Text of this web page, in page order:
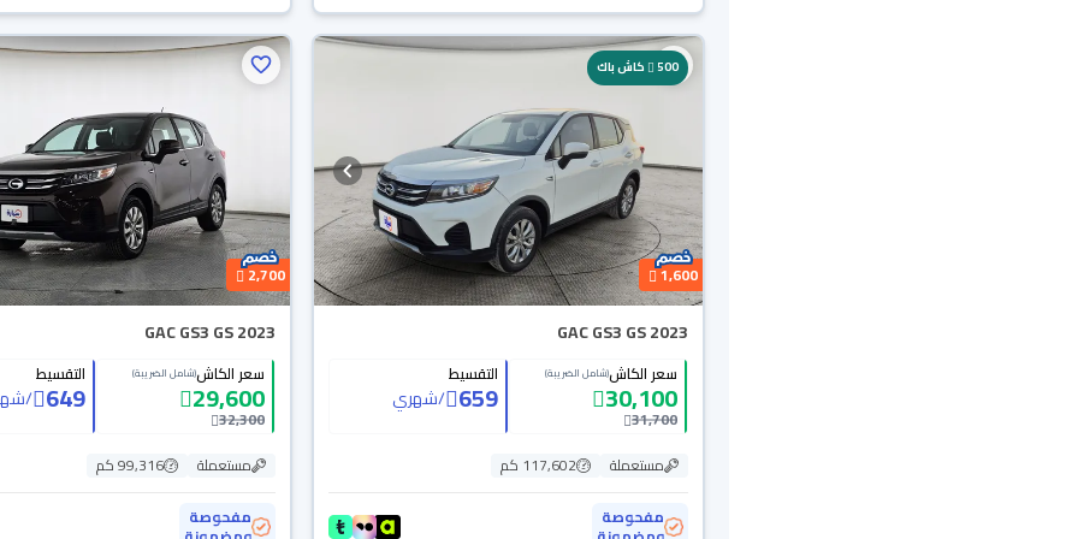
500 كاش باك
1,600
GAC GS3 GS 2023
سعر الكاش(شامل الضريبة)
30,100
31,700
التقسيط
659
/شهري
مستعملة
117,602 كم
مفحوصة
2,700
GAC GS3 GS 2023
سعر الكاش(شامل الضريبة)
29,600
32,300
التقسيط
649
/
مستعملة
99,316 كم
مفحوصة